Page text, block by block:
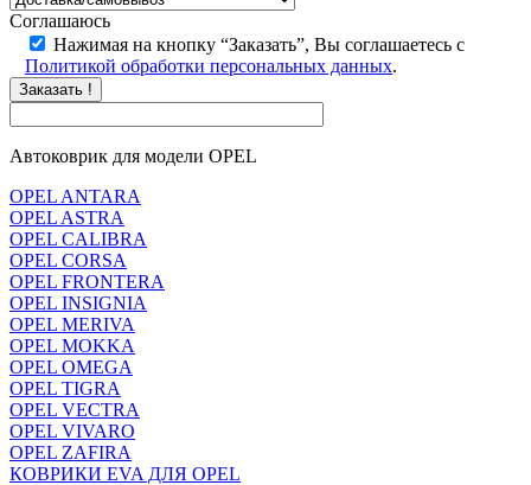
Соглашаюсь
Нажимая на кнопку “Заказать”, Вы соглашаетесь с
Политикой обработки персональных данных.
Заказать !
Автоковрик для модели OPEL
OPEL ANTARA
OPEL ASTRA
OPEL CALIBRA
OPEL CORSA
OPEL FRONTERA
OPEL INSIGNIA
OPEL MERIVA
OPEL MOKKA
OPEL OMEGA
OPEL TIGRA
OPEL VECTRA
OPEL VIVARO
OPEL ZAFIRA
КОВРИКИ EVA ДЛЯ OPEL